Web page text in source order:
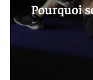
Pourquoi